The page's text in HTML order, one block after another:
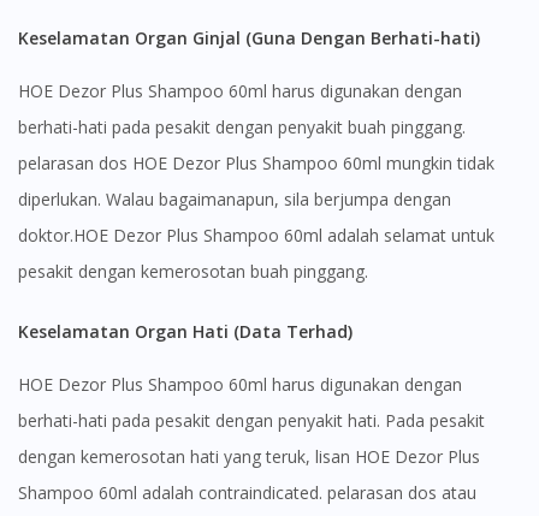
Keselamatan Organ Ginjal (Guna Dengan Berhati-hati)
HOE Dezor Plus Shampoo 60ml harus digunakan dengan
berhati-hati pada pesakit dengan penyakit buah pinggang.
pelarasan dos HOE Dezor Plus Shampoo 60ml mungkin tidak
diperlukan. Walau bagaimanapun, sila berjumpa dengan
doktor.HOE Dezor Plus Shampoo 60ml adalah selamat untuk
pesakit dengan kemerosotan buah pinggang.
Keselamatan Organ Hati (Data Terhad)
HOE Dezor Plus Shampoo 60ml harus digunakan dengan
berhati-hati pada pesakit dengan penyakit hati. Pada pesakit
dengan kemerosotan hati yang teruk, lisan HOE Dezor Plus
Shampoo 60ml adalah contraindicated. pelarasan dos atau